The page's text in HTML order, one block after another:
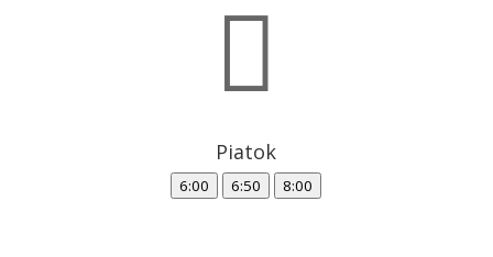

Piatok
6:00 6:50 8:00